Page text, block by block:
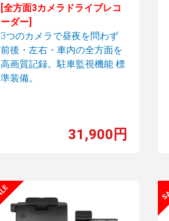
[全方面3カメラドライブレコ
ーダー]
3つのカメラで昼夜を問わず
前後・左右・車内の全方面を
高画質記録。駐車監視機能 標
準装備。
31,900円